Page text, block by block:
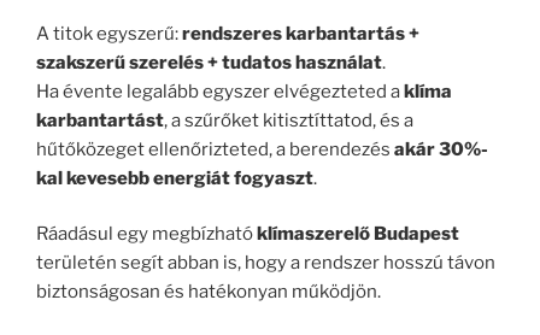
A titok egyszerű:rendszeres karbantartás +
szakszerű szerelés + tudatos használat.
Ha évente legalább egyszer elvégezteted aklíma
karbantartást, a szűrőket kitisztíttatod, és a
hűtőközeget ellenőrizteted, a berendezés akár 30%-
kal kevesebb energiát fogyaszt.
Ráadásul egy megbízhatóklímaszerelő Budapest
területén segít abban is, hogy a rendszer hosszú távon
biztonságosan és hatékonyan működjön.